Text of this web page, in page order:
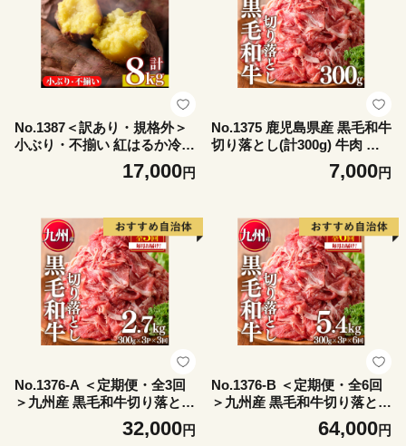
No.1387＜訳あり・規格外＞
小ぶり・不揃い 紅はるか冷凍
焼きいも(計8kg以上・800g×
10袋) 国産 九州産 鹿児島県産
さつま芋 紅はるか 訳アリ 訳
あり 規格外 紅春香 芋 焼き芋
やきいも 野菜 スイーツ 冷凍
【末永商店】
17,000円
No.1375 鹿児島県産 黒毛和牛
切り落とし(計300g) 牛肉 切
落し 切り落し 和牛 冷凍 鹿児
島産 国産 小分け 国産牛 お肉
附額改定 小分け 【LRプラス
7,000円
No.1376-A ＜定期便・全3回
＞九州産 黒毛和牛切り落とし
(総計2.7kg・300g×3P×３回)
牛肉 切落し 切り落し 和牛 冷
32,000円
No.1376-B ＜定期便・全6回
＞九州産 黒毛和牛切り落とし
(総計5.4kg・300g×3P×6回)
牛肉 切落し 切り落し 和牛 冷
64,000円